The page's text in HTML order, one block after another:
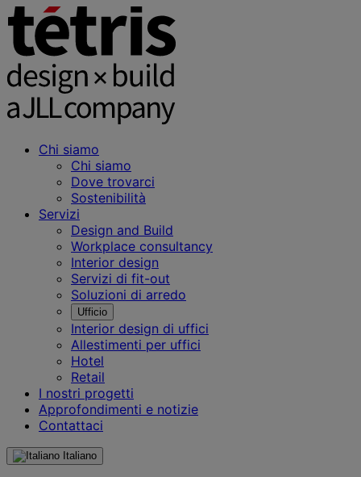
Chi siamo
Chi siamo
Dove trovarci
Sostenibilità
Servizi
Design and Build
Workplace consultancy
Interior design
Servizi di fit-out
Soluzioni di arredo
Ufficio
Interior design di uffici
Allestimenti per uffici
Hotel
Retail
I nostri progetti
Approfondimenti e notizie
Contattaci
Italiano